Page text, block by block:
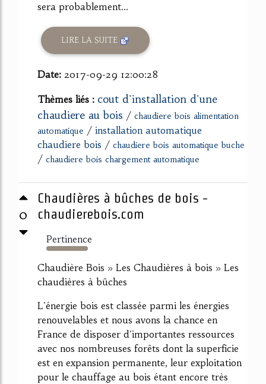
sera probablement...
LIRE LA SUITE
Date: 2017-09-29 12:00:28
Thèmes liés : cout d'installation d'une
chaudiere au bois / chaudiere bois alimentation
automatique / installation automatique
chaudiere bois / chaudiere bois automatique buche
/ chaudiere bois chargement automatique
0
Chaudières à bûches de bois -
chaudierebois.com
Pertinence
389%
Chaudière Bois » Les Chaudières à bois » Les
chaudières à bûches
L'énergie bois est classée parmi les énergies
renouvelables et nous avons la chance en
France de disposer d'importantes ressources
avec nos nombreuses forêts dont la superficie
est en expansion permanente, leur exploitation
pour le chauffage au bois étant encore très